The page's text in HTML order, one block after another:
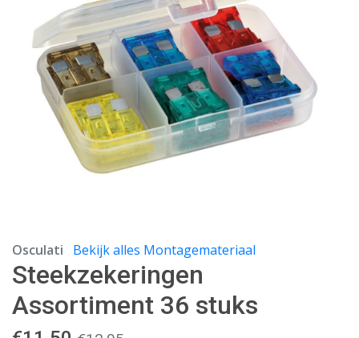
Osculati Bekijk alles Montagemateriaal
Steekzekeringen
Assortiment 36 stuks